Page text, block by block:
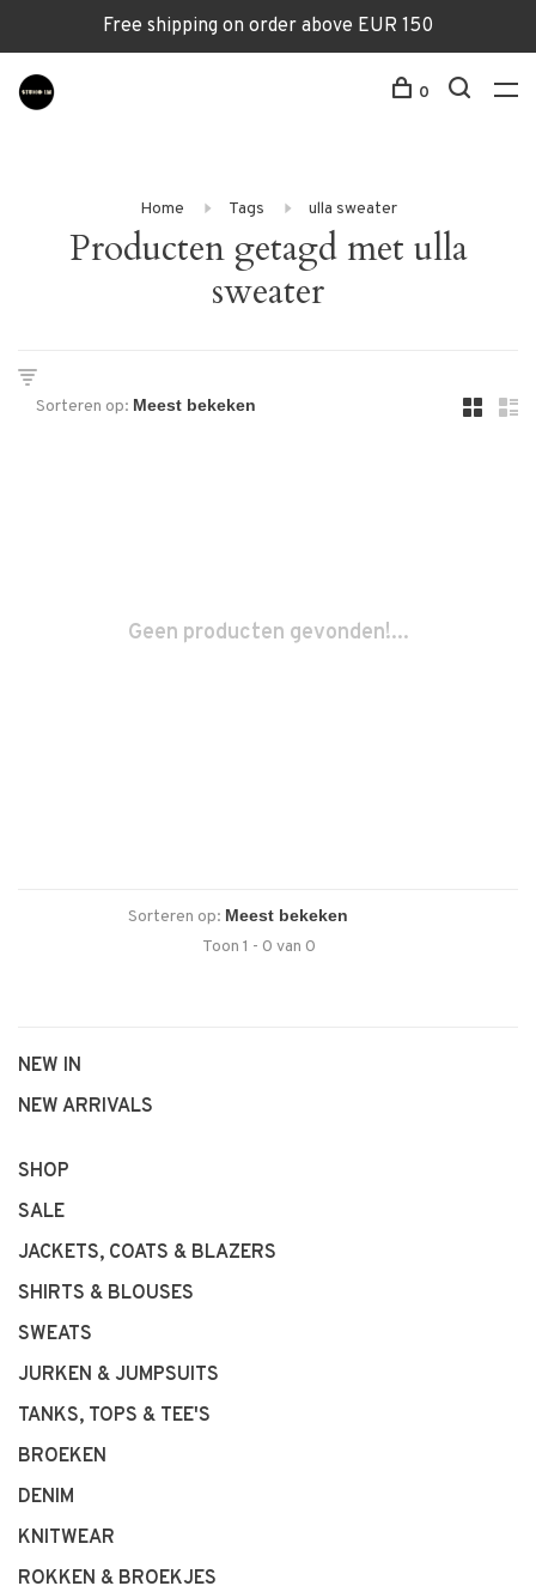
Free shipping on order above EUR 150
0
Home Tags ulla sweater
Producten getagd met ulla
sweater
Sorteren op:
Geen producten gevonden!...
Sorteren op:
Toon 1 - 0 van 0
NEW IN
NEW ARRIVALS
SHOP
SALE
JACKETS, COATS & BLAZERS
SHIRTS & BLOUSES
SWEATS
JURKEN & JUMPSUITS
TANKS, TOPS & TEE'S
BROEKEN
DENIM
KNITWEAR
ROKKEN & BROEKJES